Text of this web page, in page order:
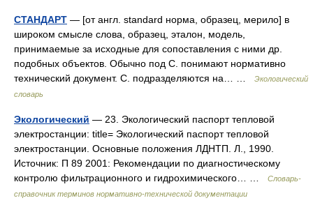
СТАНДАРТ — [от англ. standard норма, образец, мерило] в
широком смысле слова, образец, эталон, модель,
принимаемые за исходные для сопоставления с ними др.
подобных объектов. Обычно под С. понимают нормативно
технический документ. С. подразделяются на… …
Экологический
словарь
Экологический — 23. Экологический паспорт тепловой
электростанции: title= Экологический паспорт тепловой
электростанции. Основные положения ЛДНТП. Л., 1990.
Источник: П 89 2001: Рекомендации по диагностическому
контролю фильтрационного и гидрохимического… …
Словарь-
справочник терминов нормативно-технической документации